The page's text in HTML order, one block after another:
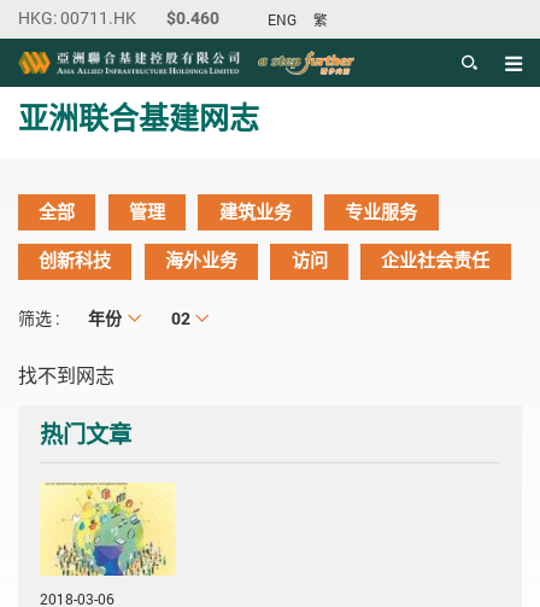
ENG 繁
目录
主内容开始
亚洲联合基建网志
全部 管理 建筑业务
专业服务
创新科技
海外业务 访问 企业社会责任
筛选 : 年份
年份 月份
02
找不到网志
热门文章
2018-03-06